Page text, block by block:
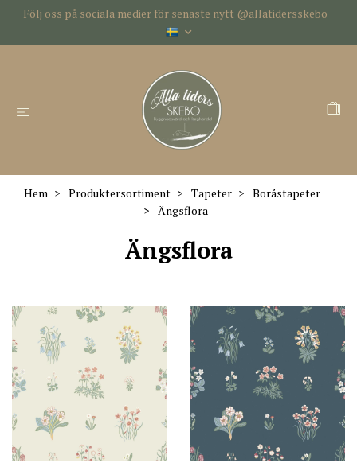
Följ oss på sociala medier för senaste nytt @allatidersskebo
Hem Produktersortiment Tapeter
Boråstapeter
Ängsflora
Ängsflora